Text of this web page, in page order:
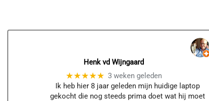
Henk vd Wijngaard
★★★★★ 3 weken geleden
Ik heb hier 8 jaar geleden mijn huidige laptop
gekocht die nog steeds prima doet wat hij moet